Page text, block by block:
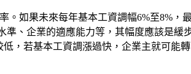
如果未來每年基本工資調幅6%至8%，
、企業的適應能力等，其幅度應該是緩
，若基本工資調漲過快，企業主就可能